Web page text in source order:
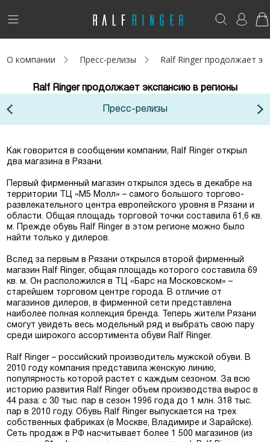
!
Новинки
Женщинам
Детям
Капсула
Аутлет
Акции / Новости
Адреса магазинов
Москва
Да, все верно Изменить город
О компании
Возникли вопросы? - club@ralf.ru
О компании Пресс-релизы Ralf Ringer продолжает
Ralf Ringer продолжает экспансию в регионы
Пресс-релизы
Как говорится в сообщении компании, Ralf Ringer открыл
два магазина в Рязани.
Первый фирменный магазин открылся здесь в декабре на
территории ТЦ «М5 Молл» – самого большого торгово-
развлекательного центра европейского уровня в Рязани и
области. Общая площадь торговой точки составила 61,6 кв.
м. Прежде обувь Ralf Ringer в этом регионе можно было
найти только у дилеров.
Вслед за первым в Рязани открылся второй фирменный
магазин Ralf Ringer, общая площадь которого составила 69
кв. м. Он расположился в ТЦ «Барс на Московском» –
старейшем торговом центре города. В отличие от
магазинов дилеров, в фирменной сети представлена
наиболее полная коллекция бренда. Теперь жители Рязани
смогут увидеть весь модельный ряд и выбрать свою пару
среди широкого ассортимента обуви Ralf Ringer.
Ralf Ringer – российский производитель мужской обуви. В
2010 году компания представила женскую линию,
популярность которой растет с каждым сезоном. За всю
историю развития Ralf Ringer объем производства вырос в
44 раза: с 30 тыс. пар в сезон 1996 года до 1 млн. 318 тыс.
пар в 2010 году. Обувь Ralf Ringer выпускается на трех
собственных фабриках (в Москве, Владимире и Зарайске).
Сеть продаж в РФ насчитывает более 1 500 магазинов (из